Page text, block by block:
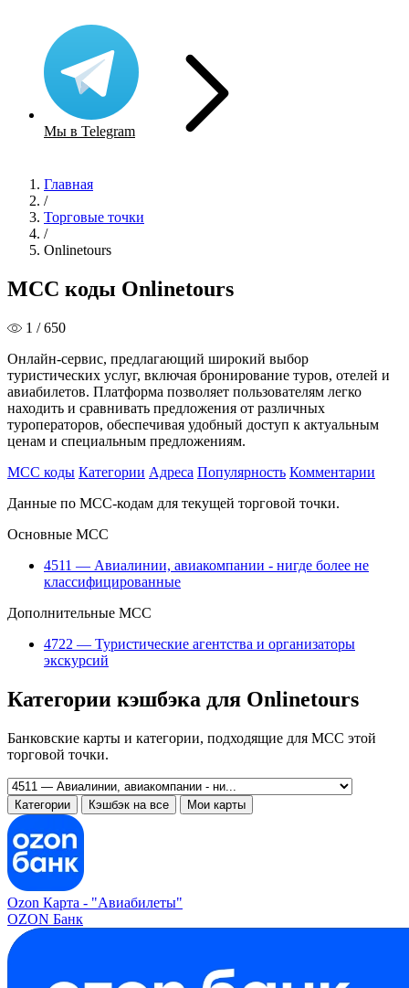
Мы в Telegram
Главная
/
Торговые точки
/
Onlinetours
MCC коды Onlinetours
1 / 650
Онлайн-сервис, предлагающий широкий выбор
туристических услуг, включая бронирование туров, отелей и
авиабилетов. Платформа позволяет пользователям легко
находить и сравнивать предложения от различных
туроператоров, обеспечивая удобный доступ к актуальным
ценам и специальным предложениям.
MCC коды Категории Адреса Популярность Комментарии
Данные по MCC-кодам для текущей торговой точки.
Основные MCC
4511 — Авиалинии, авиакомпании - нигде более не
классифицированные
Дополнительные MCC
4722 — Туристические агентства и организаторы
экскурсий
Категории кэшбэка для Onlinetours
Банковские карты и категории, подходящие для MCC этой
торговой точки.
Категории Кэшбэк на все Мои карты
Ozon Карта - "Авиабилеты"
OZON Банк